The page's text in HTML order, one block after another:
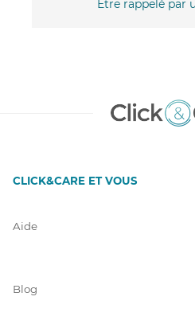
Être rappelé par
CLICK&CARE ET VOUS
Aide
Blog